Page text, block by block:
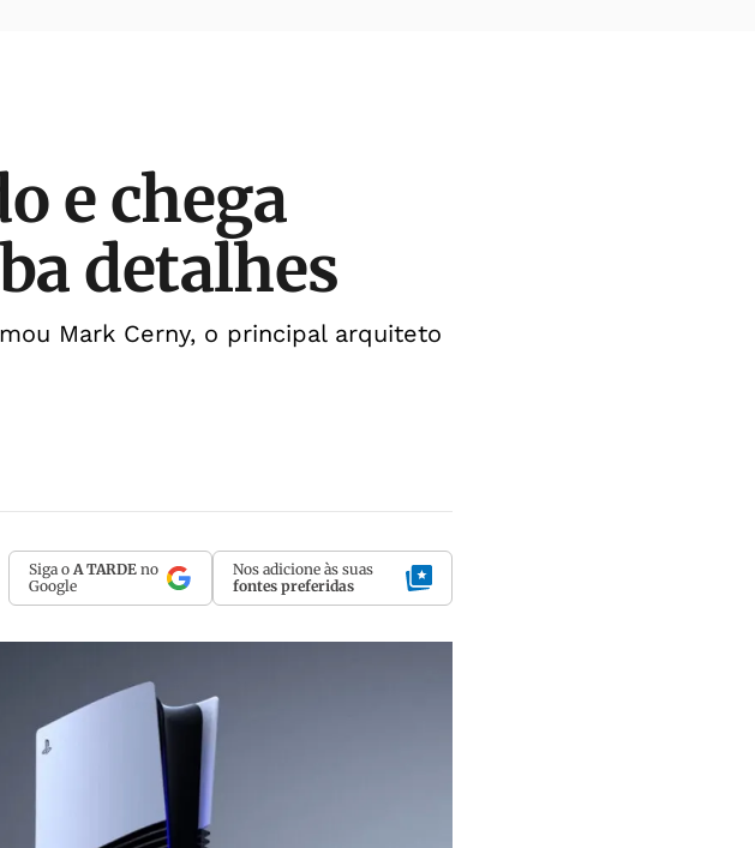
e chega
detalhes
Mark Cerny, o principal arquiteto
Siga o A TARDE no
Google
Nos adicione às suas
fontes preferidas